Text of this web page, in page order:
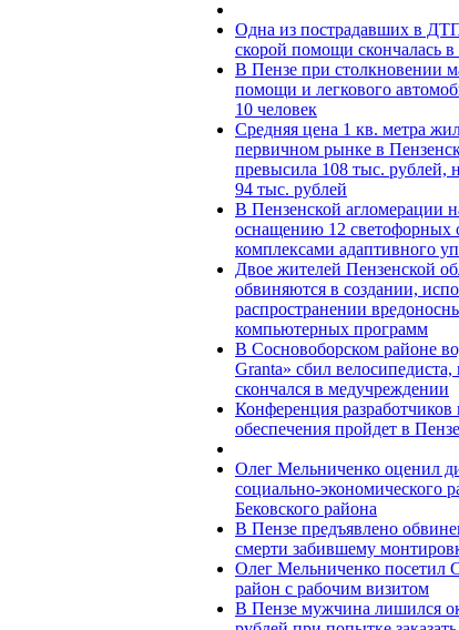
Одна из пострадавших в
скорой помощи скончалась
В Пензе при столкновении
помощи и легкового
10 человек
Средняя цена 1 кв. метра
первичном рынке в
превысила 108 тыс.
94 тыс. рублей
В Пензенской агломерации
оснащению 12 светофорных
комплексами адаптивного
Двое жителей Пензенской
обвиняются в создании,
распространении
компьютерных программ
В Сосновоборском районе
Granta» сбил
скончался в медучреждении
Конференция
обеспечения пройдет в
Олег Мельниченко оценил
социально-экономического
Бековского района
В Пензе предъявлено
смерти забившему
Олег Мельниченко посетил
район с рабочим визитом
В Пензе мужчина лишился